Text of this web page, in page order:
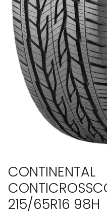
CONTINENTAL
215/65R16 98H